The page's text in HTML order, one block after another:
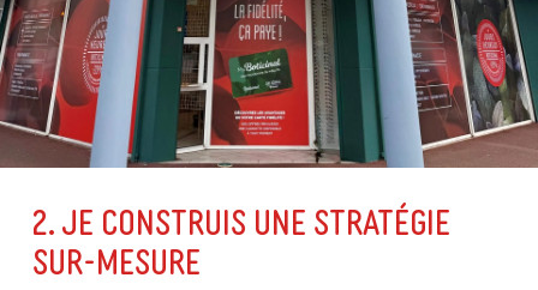
2. JE CONSTRUIS UNE STRATÉGIE
SUR-MESURE